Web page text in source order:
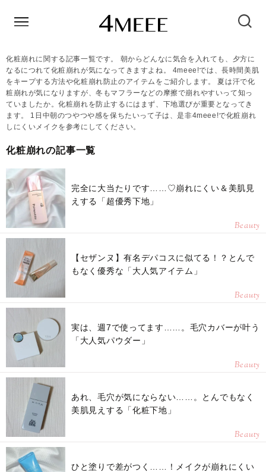
化粧崩れに関する記事一覧です。 朝からどんなに気合を入れても、夕方に
なるにつれて化粧崩れが気になってきますよね。 4meee!では、長時間美肌
をキープする方法や化粧崩れ防止のアイテムをご紹介します。 夏は汗で化
粧崩れが気になりますが、冬もマフラーなどの摩擦で崩れやすいって知っ
ていましたか。化粧崩れを防止するにはまず、下地選びが重要となってき
ます。 1日中朝のつやつや感を保ちたいって子は、是非4meee!で化粧崩れ
しにくいメイクを参考にしてください。
化粧崩れの記事一覧
完全に大当たりです……♡崩れにくい＆美肌見
えする「超優秀下地」
Beauty
【セザンヌ】有名デパコスに似てる！？とんで
もなく優秀な「大人気アイテム」
Beauty
実は、週7で使ってます……。毛穴カバーが叶う
「大人気パウダー」
Beauty
あれ、毛穴が気にならない……。とんでもなく
美肌見えする「化粧下地」
Beauty
ひと塗りで差がつく……！メイクが崩れにくい